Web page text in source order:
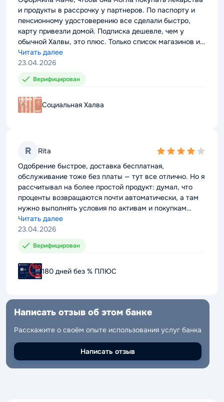
и продукты в рассрочку у партнеров. По паспорту и
пенсионному удостоверению все сделали быстро,
карту привезли домой. Подписка дешевле, чем у
обычной Халвы, это плюс. Только список магазинов и
условия кэшбэка пришлось ей отдельно объяснять,
сама бы она в приложении не разобралась.
Читать далее
23.04.2026
Верифицирован
Социальная Халва
R Rita
4,0
rating
Одобрение быстрое, доставка бесплатная,
обслуживание тоже без платы — тут все отлично. Но я
рассчитывал на более простой продукт: думал, что
проценты возвращаются почти автоматически, а там
нужно выполнять условия по активам и покупкам
каждый месяц. Для тех, кто постоянно пользуется
картой, может быть выгодно, но мне неудобно
Читать далее
23.04.2026
Верифицирован
180 дней без % ПЛЮС
Написать отзыв об этом банке
Расскажите о своём опыте использования услуг банка
Написать отзыв
и продукты в рассрочку у партнеров. По паспорту и
пенсионному удостоверению все сделали быстро,
карту привезли домой. Подписка дешевле, чем у
обычной Халвы, это плюс. Только список магазинов и
условия кэшбэка пришлось ей отдельно объяснять,
сама бы она в приложении не разобралась.
Читать далее
23.04.2026
Верифицирован
Социальная Халва
R Rita
4,0
rating
Одобрение быстрое, доставка бесплатная,
обслуживание тоже без платы — тут все отлично. Но я
рассчитывал на более простой продукт: думал, что
проценты возвращаются почти автоматически, а там
нужно выполнять условия по активам и покупкам
каждый месяц. Для тех, кто постоянно пользуется
картой, может быть выгодно, но мне неудобно
Читать далее
23.04.2026
Верифицирован
180 дней без % ПЛЮС
Написать отзыв об этом банке
Расскажите о своём опыте использования услуг банка
Написать отзыв